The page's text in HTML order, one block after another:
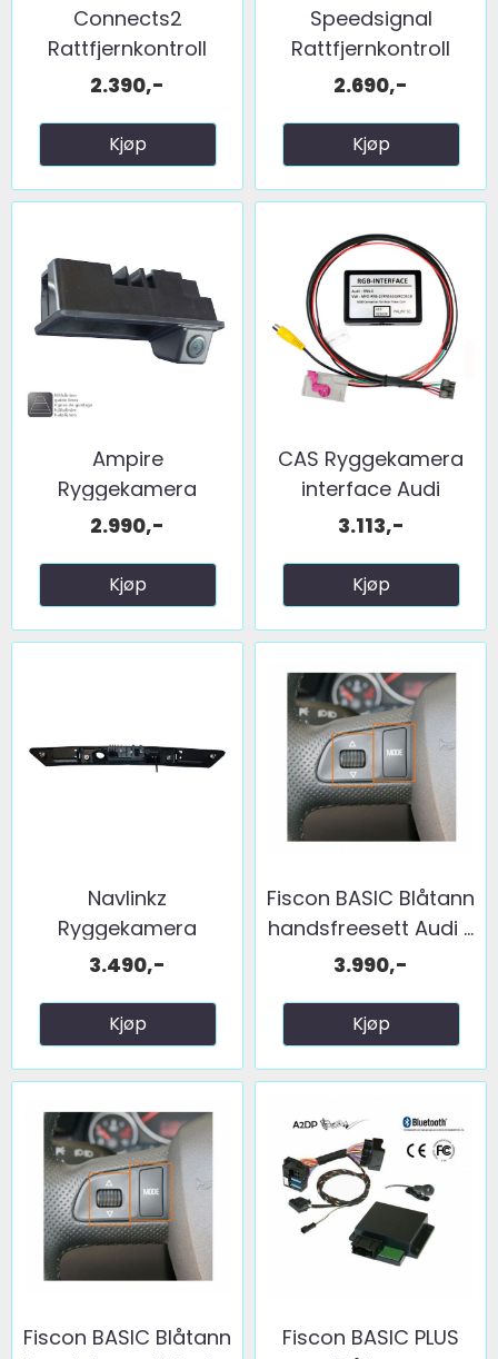
Connects2
Rattfjernkontroll
interface ...
2.390,-
Kjøp
Speedsignal
Rattfjernkontroll
interface ...
2.690,-
Kjøp
Ampire
Ryggekamera
(håndtak) (CVBS) ...
2.990,-
Kjøp
CAS Ryggekamera
interface Audi
m/Audi ...
3.113,-
Kjøp
Navlinkz
Ryggekamera
(håndtak) (CVBS) ...
3.490,-
Kjøp
Fiscon BASIC Blåtann
handsfreesett Audi ...
3.990,-
Kjøp
Fiscon BASIC Blåtann
Fiscon BASIC PLUS